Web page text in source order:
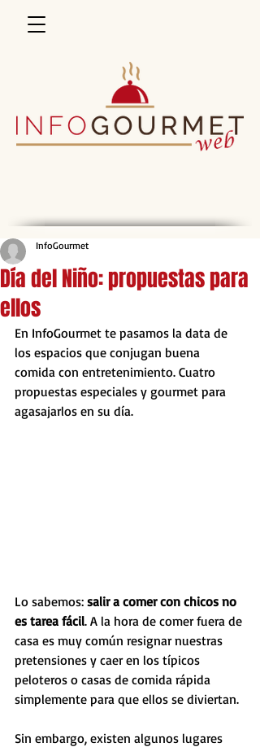
Día del Niño: propuestas para
ellos
InfoGourmet
En InfoGourmet te pasamos la data de
los espacios que conjugan buena
comida con entretenimiento. Cuatro
propuestas especiales y gourmet para
agasajarlos en su día.
Lo sabemos: salir a comer con chicos no
es tarea fácil. A la hora de comer fuera de
casa es muy común resignar nuestras
pretensiones y caer en los típicos
peloteros o casas de comida rápida
simplemente para que ellos se diviertan.
Sin embargo, existen algunos lugares